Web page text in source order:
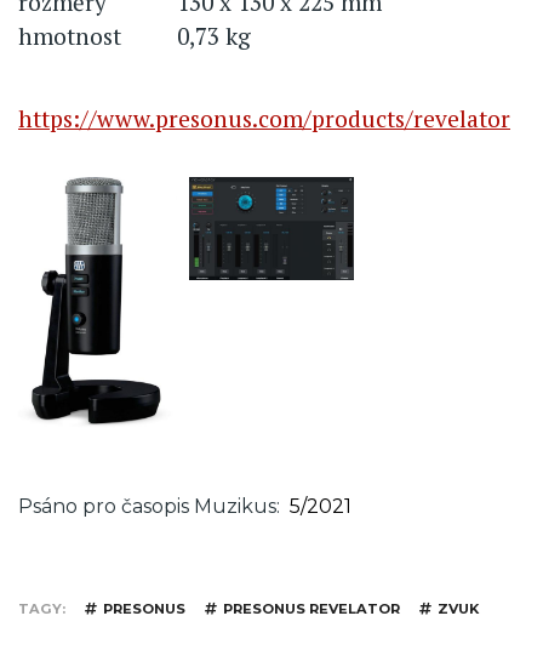
hmotnost
0,73 kg
https://www.presonus.com/products/revelator
Psáno pro časopis Muzikus 5/2021
TAGY PRESONUS PRESONUS REVELATOR ZVUK